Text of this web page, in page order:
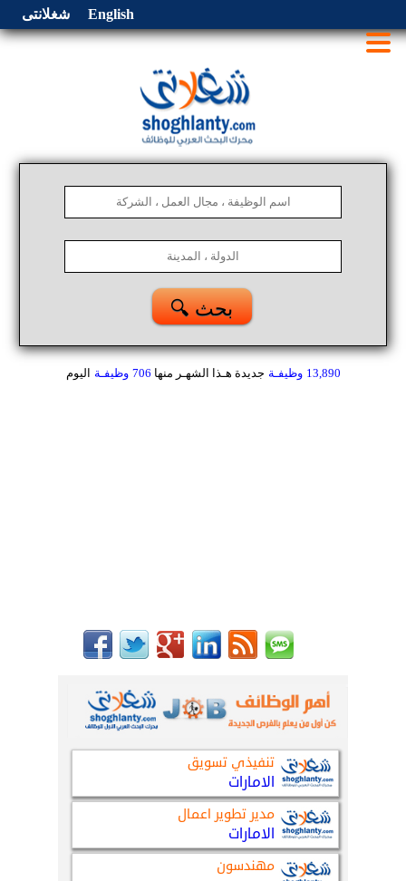
شغلانتى English
🔍 بحث
13,890 وظيفـة جديدة هـذا الشهـر منها 706 وظيفـة اليوم